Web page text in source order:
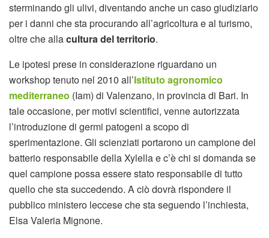
sterminando gli ulivi, diventando anche un caso giudiziario
per i danni che sta procurando all’agricoltura e al turismo,
oltre che allacultura del territorio.
Le ipotesi prese in considerazione riguardano un
workshop tenuto nel 2010 all’Istituto agronomico
mediterraneo (Iam) di Valenzano, in provincia di Bari. In
tale occasione, per motivi scientifici, venne autorizzata
l’introduzione di germi patogeni a scopo di
sperimentazione. Gli scienziati portarono un campione del
batterio responsabile della Xylella e c’è chi si domanda se
quel campione possa essere stato responsabile di tutto
quello che sta succedendo. A ciò dovrà rispondere il
pubblico ministero leccese che sta seguendo l’inchiesta,
Elsa Valeria Mignone.